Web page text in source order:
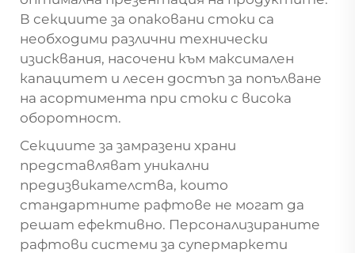
В секциите за опаковани стоки са
необходими различни технически
изисквания, насочени към максимален
капацитет и лесен достъп за попълване
на асортимента при стоки с висока
оборотност.
Секциите за замразени храни
представляват уникални
предизвикателства, които
стандартните рафтове не могат да
решат ефективно. Персонализираните
рафтови системи за супермаркети